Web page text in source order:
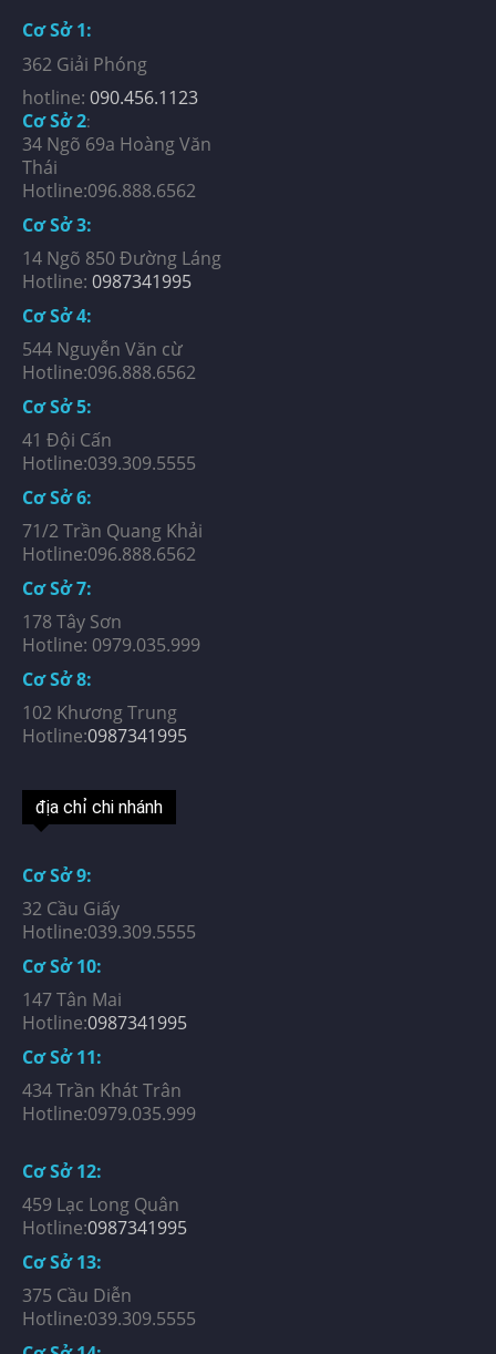
Cơ Sở 1:
362 Giải Phóng
hotline: 090.456.1123
Cơ Sở 2:
34 Ngõ 69a Hoàng Văn
Thái
Hotline:096.888.6562
Cơ Sở 3:
14 Ngõ 850 Đường Láng
Hotline: 0987341995
Cơ Sở 4:
544 Nguyễn Văn cừ
Hotline:096.888.6562
Cơ Sở 5:
41 Đội Cấn
Hotline:039.309.5555
Cơ Sở 6:
71/2 Trần Quang Khải
Hotline:096.888.6562
Cơ Sở 7:
178 Tây Sơn
Hotline: 0979.035.999
Cơ Sở 8:
102 Khương Trung
Hotline:0987341995
địa chỉ chi nhánh
Cơ Sở 9:
32 Cầu Giấy
Hotline:039.309.5555
Cơ Sở 10:
147 Tân Mai
Hotline:0987341995
Cơ Sở 11:
434 Trần Khát Trân
Hotline:0979.035.999
Cơ Sở 12:
459 Lạc Long Quân
Hotline:0987341995
Cơ Sở 13:
375 Cầu Diễn
Hotline:039.309.5555